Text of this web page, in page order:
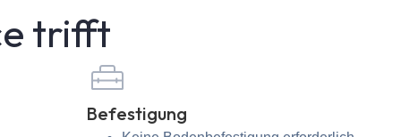
trifft
Befestigung